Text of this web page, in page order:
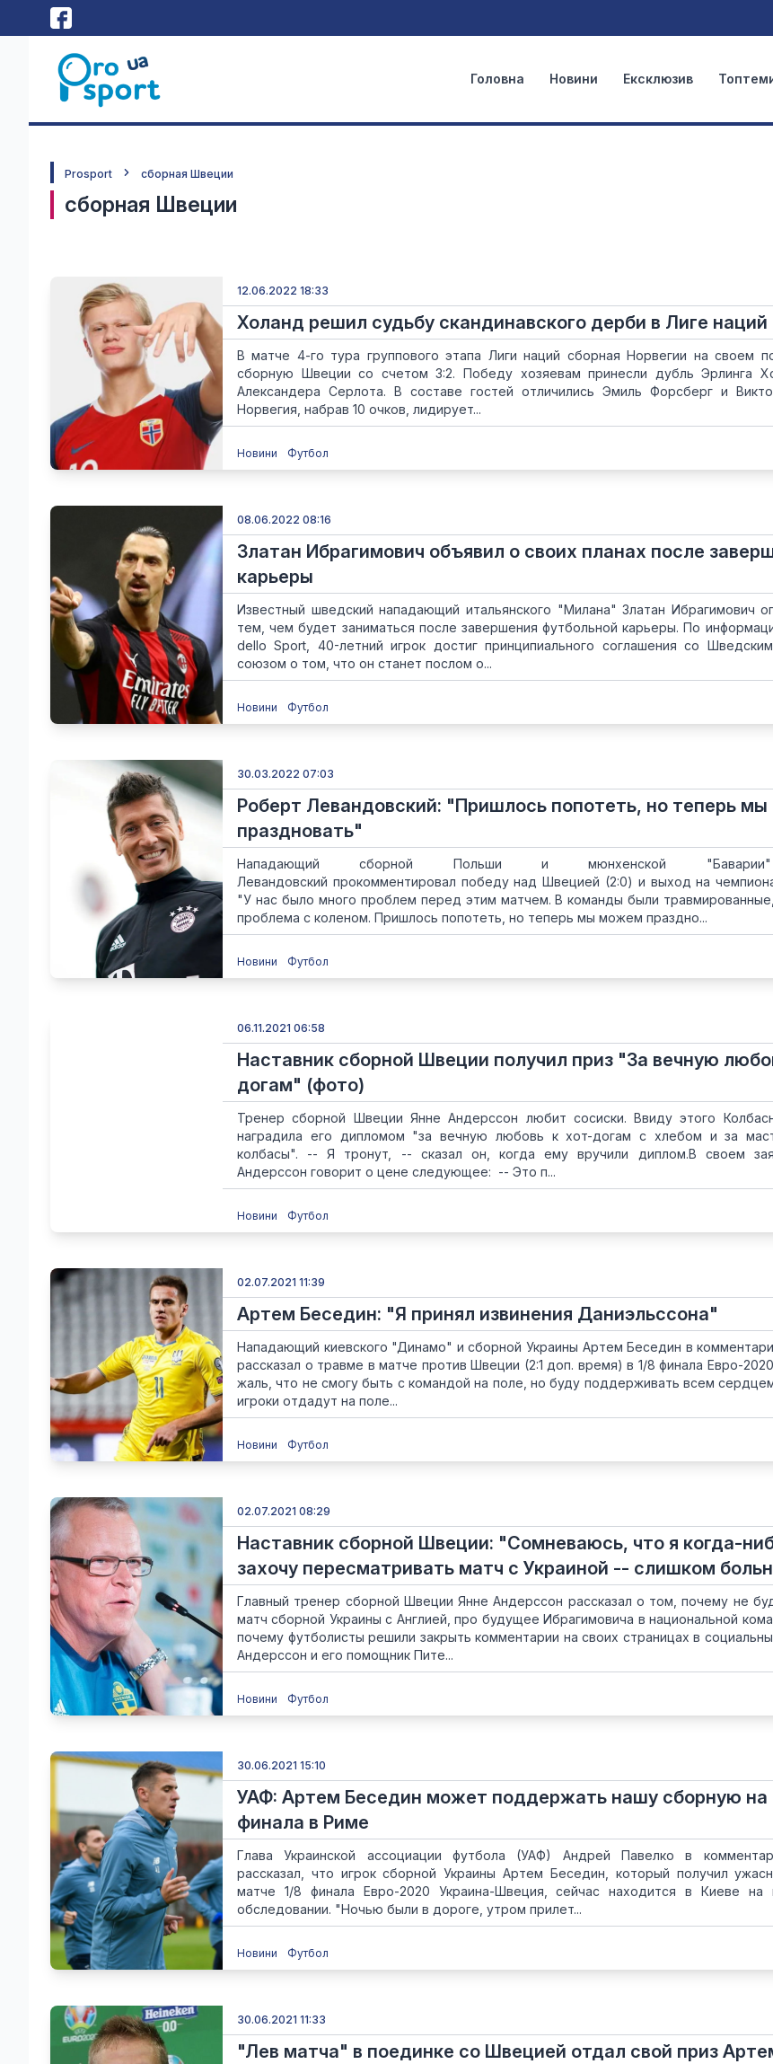
Головна Новини Ексклюзив
Prosport сборная Швеции
сборная Швеции
12.06.2022 18:33
Холанд решил судьбу скандинавского дерби в Лиге наций
В матче 4-го тура группового этапа Лиги наций сборная Норвегии на своем
сборную Швеции со счетом 3:2. Победу хозяевам принесли дубль Эрлинга
Александера Серлота. В составе гостей отличились Эмиль Форсберг и
Норвегия, набрав 10 очков, лидирует...
Новини Футбол
08.06.2022 08:16
Златан Ибрагимович объявил о своих планах после
карьеры
Известный шведский нападающий итальянского "Милана" Златан Ибрагимович
тем, чем будет заниматься после завершения футбольной карьеры. По
dello Sport, 40-летний игрок достиг принципиального соглашения со
союзом о том, что он станет послом о...
Новини Футбол
30.03.2022 07:03
Роберт Левандовский: "Пришлось попотеть, но теперь
праздновать"
Нападающий сборной Польши и мюнхенской
Левандовский прокомментировал победу над Швецией (2:0) и выход на
"У нас было много проблем перед этим матчем. В команды были
проблема с коленом. Пришлось попотеть, но теперь мы можем праздно...
Новини Футбол
06.11.2021 06:58
Наставник сборной Швеции получил приз "За вечную
догам" (фото)
Тренер сборной Швеции Янне Андерссон любит сосиски. Ввиду этого
наградила его дипломом "за вечную любовь к хот-догам с хлебом и за
колбасы". -- Я тронут, -- сказал он, когда ему вручили диплом.В своем
Андерссон говорит о цене следующее: -- Это п...
Новини Футбол
02.07.2021 11:39
Артем Беседин: "Я принял извинения Даниэльссона"
Нападающий киевского "Динамо" и сборной Украины Артем Беседин в
рассказал о травме в матче против Швеции (2:1 доп. время) в 1/8 финала Евро-
жаль, что не смогу быть с командой на поле, но буду поддерживать всем
игроки отдадут на поле...
Новини Футбол
02.07.2021 08:29
Наставник сборной Швеции: "Сомневаюсь, что я когда-
захочу пересматривать матч с Украиной -- слишком
Главный тренер сборной Швеции Янне Андерссон рассказал о том, почему не
матч сборной Украины с Англией, про будущее Ибрагимовича в национальной
почему футболисты решили закрыть комментарии на своих страницах в
Андерссон и его помощник Пите...
Новини Футбол
30.06.2021 15:10
УАФ: Артем Беседин может поддержать нашу сборную на
финала в Риме
Глава Украинской ассоциации футбола (УАФ) Андрей Павелко в
рассказал, что игрок сборной Украины Артем Беседин, который получил
матче 1/8 финала Евро-2020 Украина-Швеция, сейчас находится в Киеве на
обследовании. "Ночью были в дороге, утром прилет...
Новини Футбол
30.06.2021 11:33
"Лев матча" в поединке со Швецией отдал свой приз